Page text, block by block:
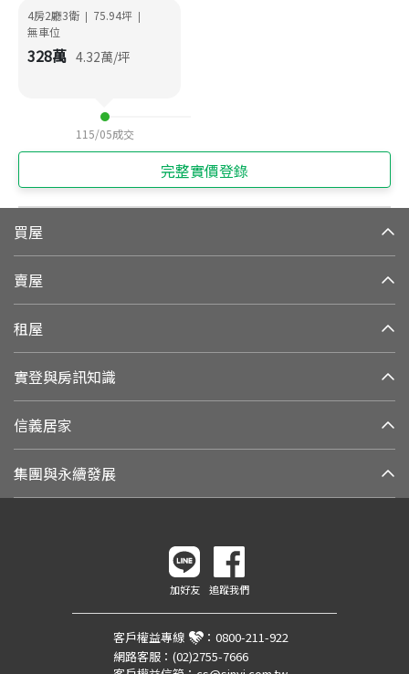
4房2廳3衛 | 75.94坪 |
無車位
328萬 4.32萬/坪
115/05成交
完整實價登錄
買屋
賣屋
租屋
實登與房訊知識
信義居家
集團與永續發展
加好友 追蹤我們
客戶權益專線 ： 0800-211-922
網路客服： (02)2755-7666